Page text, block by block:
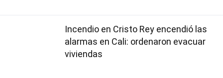
Incendio en Cristo Rey encendió las
alarmas en Cali: ordenaron evacuar
viviendas